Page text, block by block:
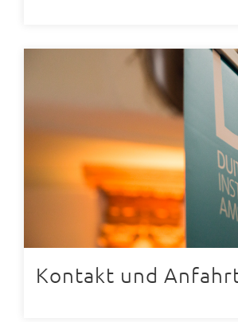
Kontakt und